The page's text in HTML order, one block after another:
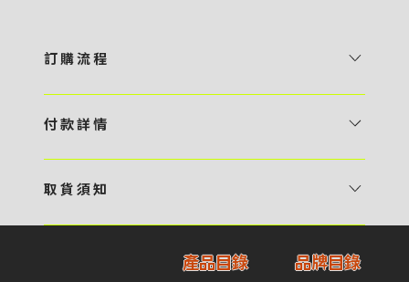
訂 購 流 程
預 約 〉，參看官網上的商品目錄和作品照片去選擇心儀的款式，同時可
報價 貴客可透過電郵方式或 WhatsApp 平台提交定製資料，4AM 團
相關價目，貴客最終確認後將獲取正式完整單據，請安排繳付貨款訂金以
啟動貨品製作 4 / 商品印製 訂金核實後，4AM 團隊將隨即開始製作 5
付 款 詳 情
・ Payme ・ 現金機入數 ・ 銀行櫃檯入數 ・ ATM自動櫃員機轉帳 ・
交易單據。如貴客欲更改電郵地址，請與 4AM 團隊聯絡 - 貴客的付款
記錄可透過電郵 或 WhatsApp平台（ 請註明訂單編號 ）交予4AM 團
取 貨 須 知
請與4AM團隊職員聯絡預約取貨時間｜​ ・ GoGoVan ｜即日完成配送
服務｜運費由貴客現金支付司機｜ ・ 順豐速運 ｜貨件運送需要多於2－
產品目錄 品牌目錄